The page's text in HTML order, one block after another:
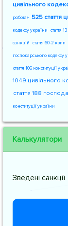
цивільного
робота» 525 стаття
кодексу україни стаття
санкцій стаття 60-2 кзпп
господарського кодексу
стаття 106 конституції
1049 цивільного
стаття 188
конституції україни
Калькулятори
Зведені санкції